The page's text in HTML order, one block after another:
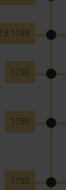
1750
1750
1750